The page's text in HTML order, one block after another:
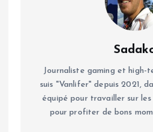
Journaliste gaming et high-
suis "Vanlifer" depuis 2021,
équipé pour travailler sur
pour profiter de bons